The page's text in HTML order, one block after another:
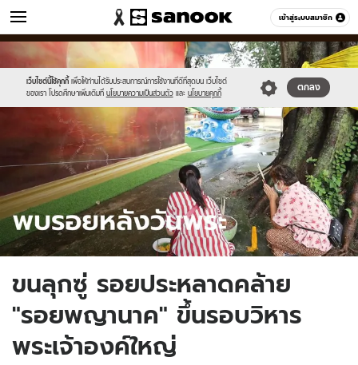
เข้าสู่ระบบสมาชิก
ข่าว หมวดอื่นๆ
เว็บไซต์นี้ใช้คุกกี้ เพื่อให้ท่านได้รับประสบการณ์การใช้งานที่ดีที่สุดบน เว็บไซต์
ของเรา โปรดศึกษาเพิ่มเติมที่ นโยบายความเป็นส่วนตัว และ นโยบายคุกกี้
ตกลง
Sanook
//s.isanook.com/sr/0/images/logo-
new-
sanook.png
//s.isanook.com/ns/0/ud/1721/8607762/naka.jpg
ขนลุกซู่ รอยประหลาดคล้าย
"รอยพญานาค" ขึ้นรอบวิหาร
พระเจ้าองค์ใหญ่